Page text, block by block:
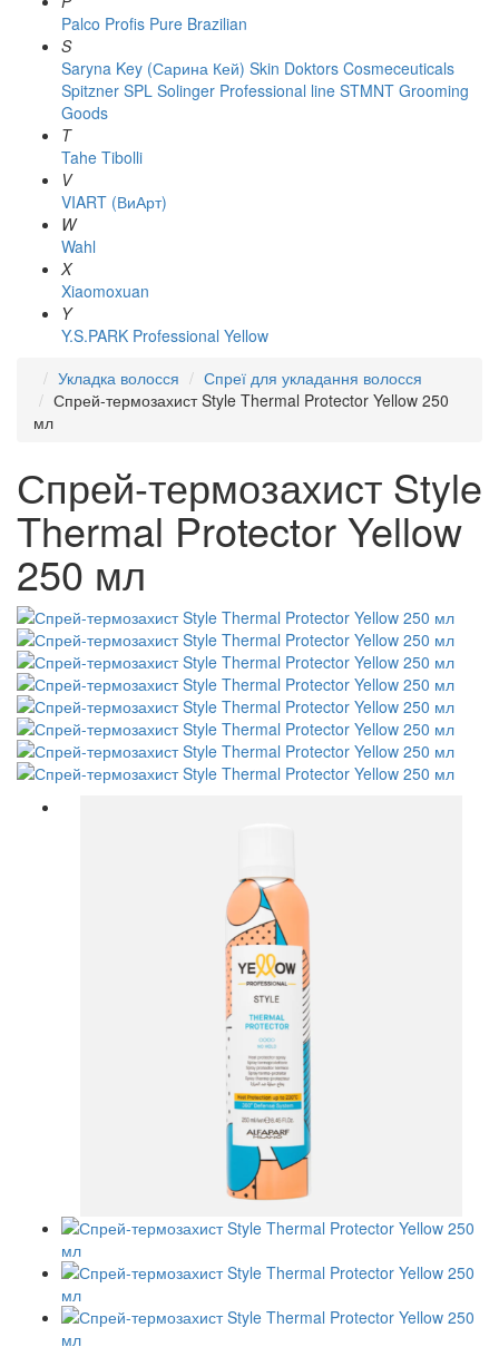
Palco Profis Pure Brazilian
S
Saryna Key (Сарина Кей) Skin Doktors Cosmeceuticals
Spitzner SPL Solinger Professional line STMNT Grooming
Goods
T
Tahe Tibolli
V
VIART (ВиАрт)
W
Wahl
X
Xiaomoxuan
Y
Y.S.PARK Professional Yellow
Укладка волосся
Спреї для укладання волосся
Спрей-термозахист Style Thermal Protector Yellow 250
мл
Спрей-термозахист Style
Thermal Protector Yellow
250 мл